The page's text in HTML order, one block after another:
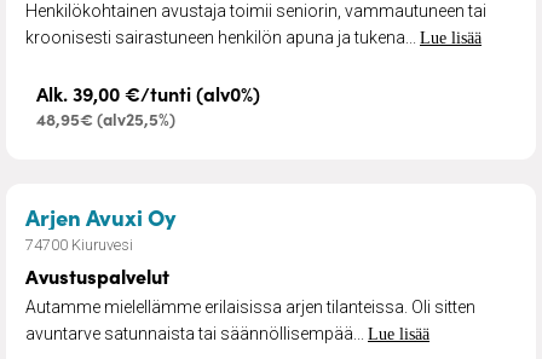
Henkilökohtainen avustaja toimii seniorin, vammautuneen tai
kroonisesti sairastuneen henkilön apuna ja tukena... Lue lisää
Alk. 39,00 €/tunti (alv0%)
48,95€ (alv25,5%)
Arjen Avuxi Oy– Avustuspalvelut
74700 Kiuruvesi
Avustuspalvelut
Autamme mielellämme erilaisissa arjen tilanteissa. Oli sitten
avuntarve satunnaista tai säännöllisempää... Lue lisää